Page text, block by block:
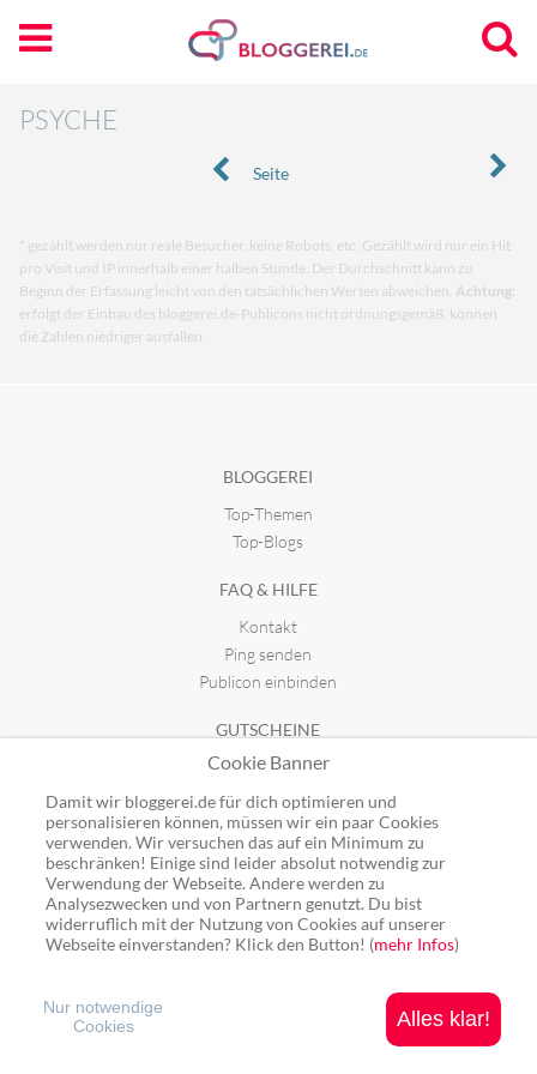
PSYCHE
Seite
* gezählt werden nur reale Besucher, keine Robots, etc. Gezählt wird nur ein Hit
pro Visit und IP innerhalb einer halben Stunde. Der Durchschnitt kann zu
Beginn der Erfassung leicht von den tatsächlichen Werten abweichen. Achtung:
erfolgt der Einbau des bloggerei.de-Publicons nicht ordnungsgemäß, können
die Zahlen niedriger ausfallen.
BLOGGEREI
Top-Themen
Top-Blogs
FAQ & HILFE
Kontakt
Ping senden
Publicon einbinden
GUTSCHEINE
Top-Gutscheine
Alle Shops
Ping: http://rpc.bloggerei.de/ping/ (*nur für angemeldete Blogs)
Blogverzeichnis Bloggerei.de © 2006 - 2026
Cookie Banner
Damit wir bloggerei.de für dich optimieren und
personalisieren können, müssen wir ein paar Cookies
verwenden. Wir versuchen das auf ein Minimum zu
beschränken! Einige sind leider absolut notwendig zur
Verwendung der Webseite. Andere werden zu
Analysezwecken und von Partnern genutzt. Du bist
widerruflich mit der Nutzung von Cookies auf unserer
Webseite einverstanden? Klick den Button! (mehr Infos)
Alles klar!
Nur notwendige
Cookies